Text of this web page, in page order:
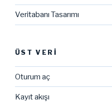
Veritabanı Tasarımı
ÜST VERI
Oturum aç
Kayıt akışı